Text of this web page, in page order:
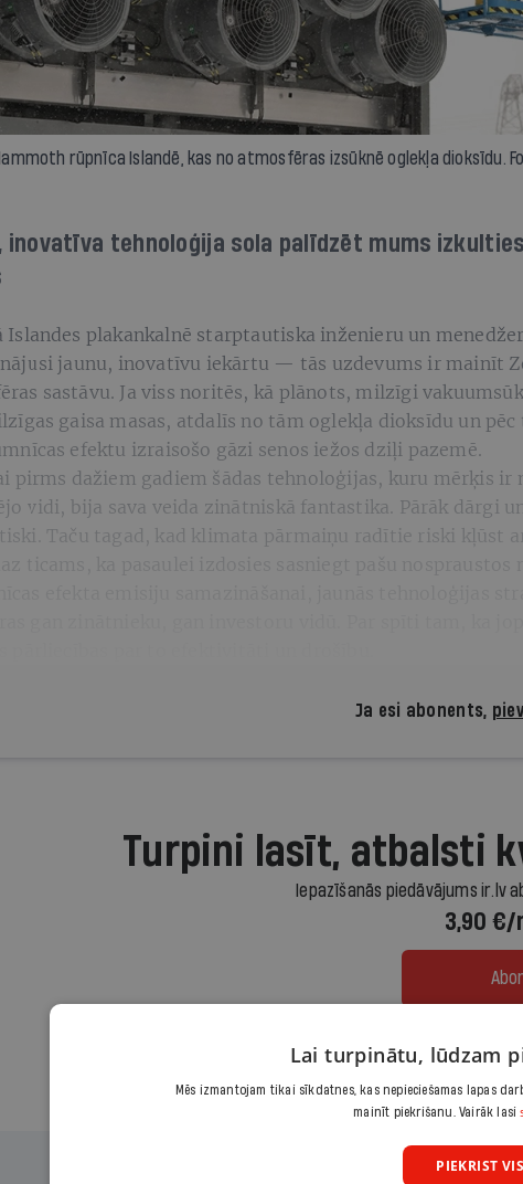
rūpnīca Islandē, kas no atmosfēras izsūknē oglekļa dioksīdu.
inovatīva tehnoloģija sola palīdzēt mums
Islandes plakankalnē starptautiska inženieru un
jaunu, inovatīvu iekārtu — tās uzdevums ir mainīt
sastāvu. Ja viss noritēs, kā plānots, milzīgi
gaisa masas, atdalīs no tām oglekļa dioksīdu un pēc
efektu izraisošo gāzi senos iežos dziļi pazemē.
pirms dažiem gadiem šādas tehnoloģijas, kuru mērķis ir
vidi, bija sava veida zinātniskā fantastika. Pārāk dārgi
Taču tagad, kad klimata pārmaiņu radītie riski kļūst
Ja esi abonents,
Turpini lasīt, atbalsti
Iepazīšanās piedāvājums ir.lv
3,90 €/
Citas abonēšanas
Lai turpinātu, lūdzam
Mēs izmantojam tikai sīkdatnes, kas nepieciešamas lapas
mainīt piekrišanu. Vairāk lasi
PIEKRIST